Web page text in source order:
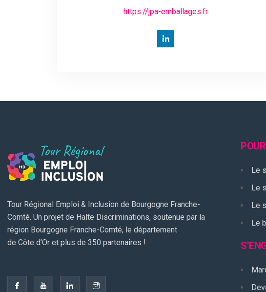
https://jpa-emballages.fr
Tour Régional Emploi & Inclusion de Bourgogne Franche-
Comté. Un projet de Halte Discriminations, soutenue par la
région Bourgogne Franche-Comté, le département
de Côte d’Or et plus de 350 partenaires !
Le
Le
Le
Le